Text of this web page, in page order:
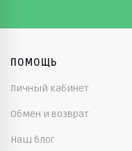
ПОМОЩЬ
Личный кабинет
Обмен и возврат
Наш блог